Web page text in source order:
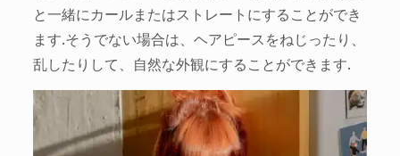
と一緒にカールまたはストレートにすることができ
ます.そうでない場合は、ヘアピースをねじったり、
乱したりして、自然な外観にすることができます.